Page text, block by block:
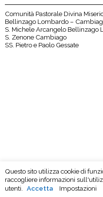
Comunità Pastorale Divina
Bellinzago Lombardo –
S. Michele Arcangelo Bellinzago
S. Zenone Cambiago
SS. Pietro e Paolo Gessate
Questo sito utilizza cookie di
raccogliere informazioni
utenti.
Accetta Impostazioni